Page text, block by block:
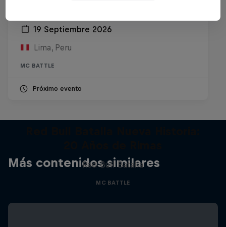
19 Septiembre 2026
Lima, Peru
MC BATTLE
Próximo evento
Más contenidos similares
Red Bull Batalla
MC BATTLE